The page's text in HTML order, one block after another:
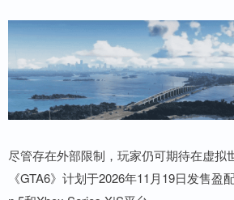
尽管存在外部限制，玩家仍可期待在虚拟
《GTA6》计划于2026年11月19日发售盈